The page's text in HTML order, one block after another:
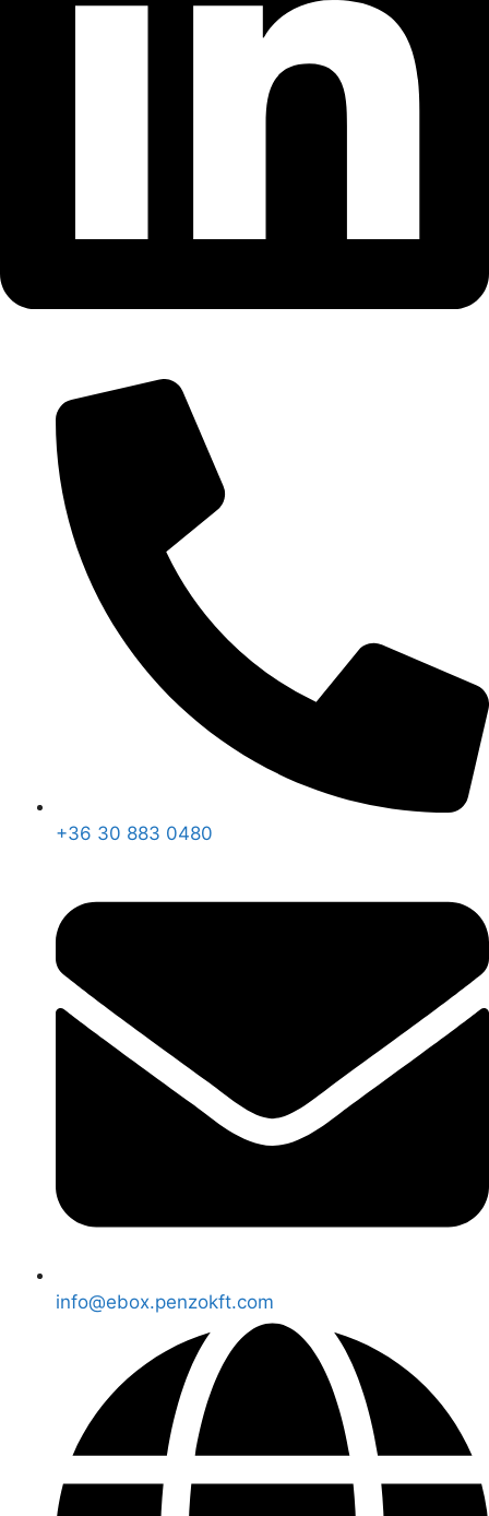
+36 30 883 0480
info@ebox.penzokft.com